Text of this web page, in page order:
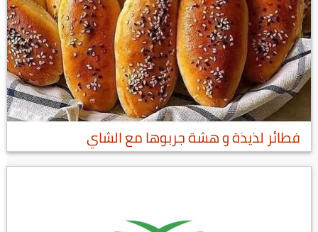
فطائر لذيذة و هشة جربوها مع الشاي